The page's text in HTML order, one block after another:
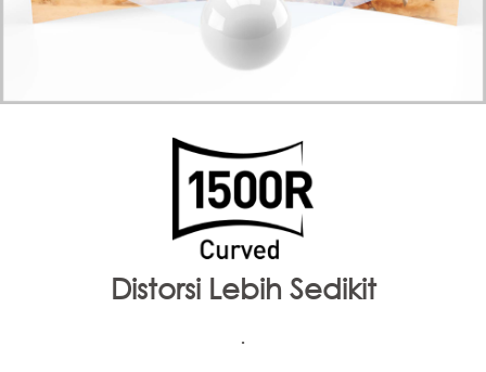
Distorsi Lebih Sedikit
.